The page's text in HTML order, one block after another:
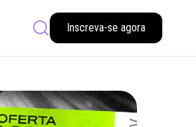
Inscreva-se agora